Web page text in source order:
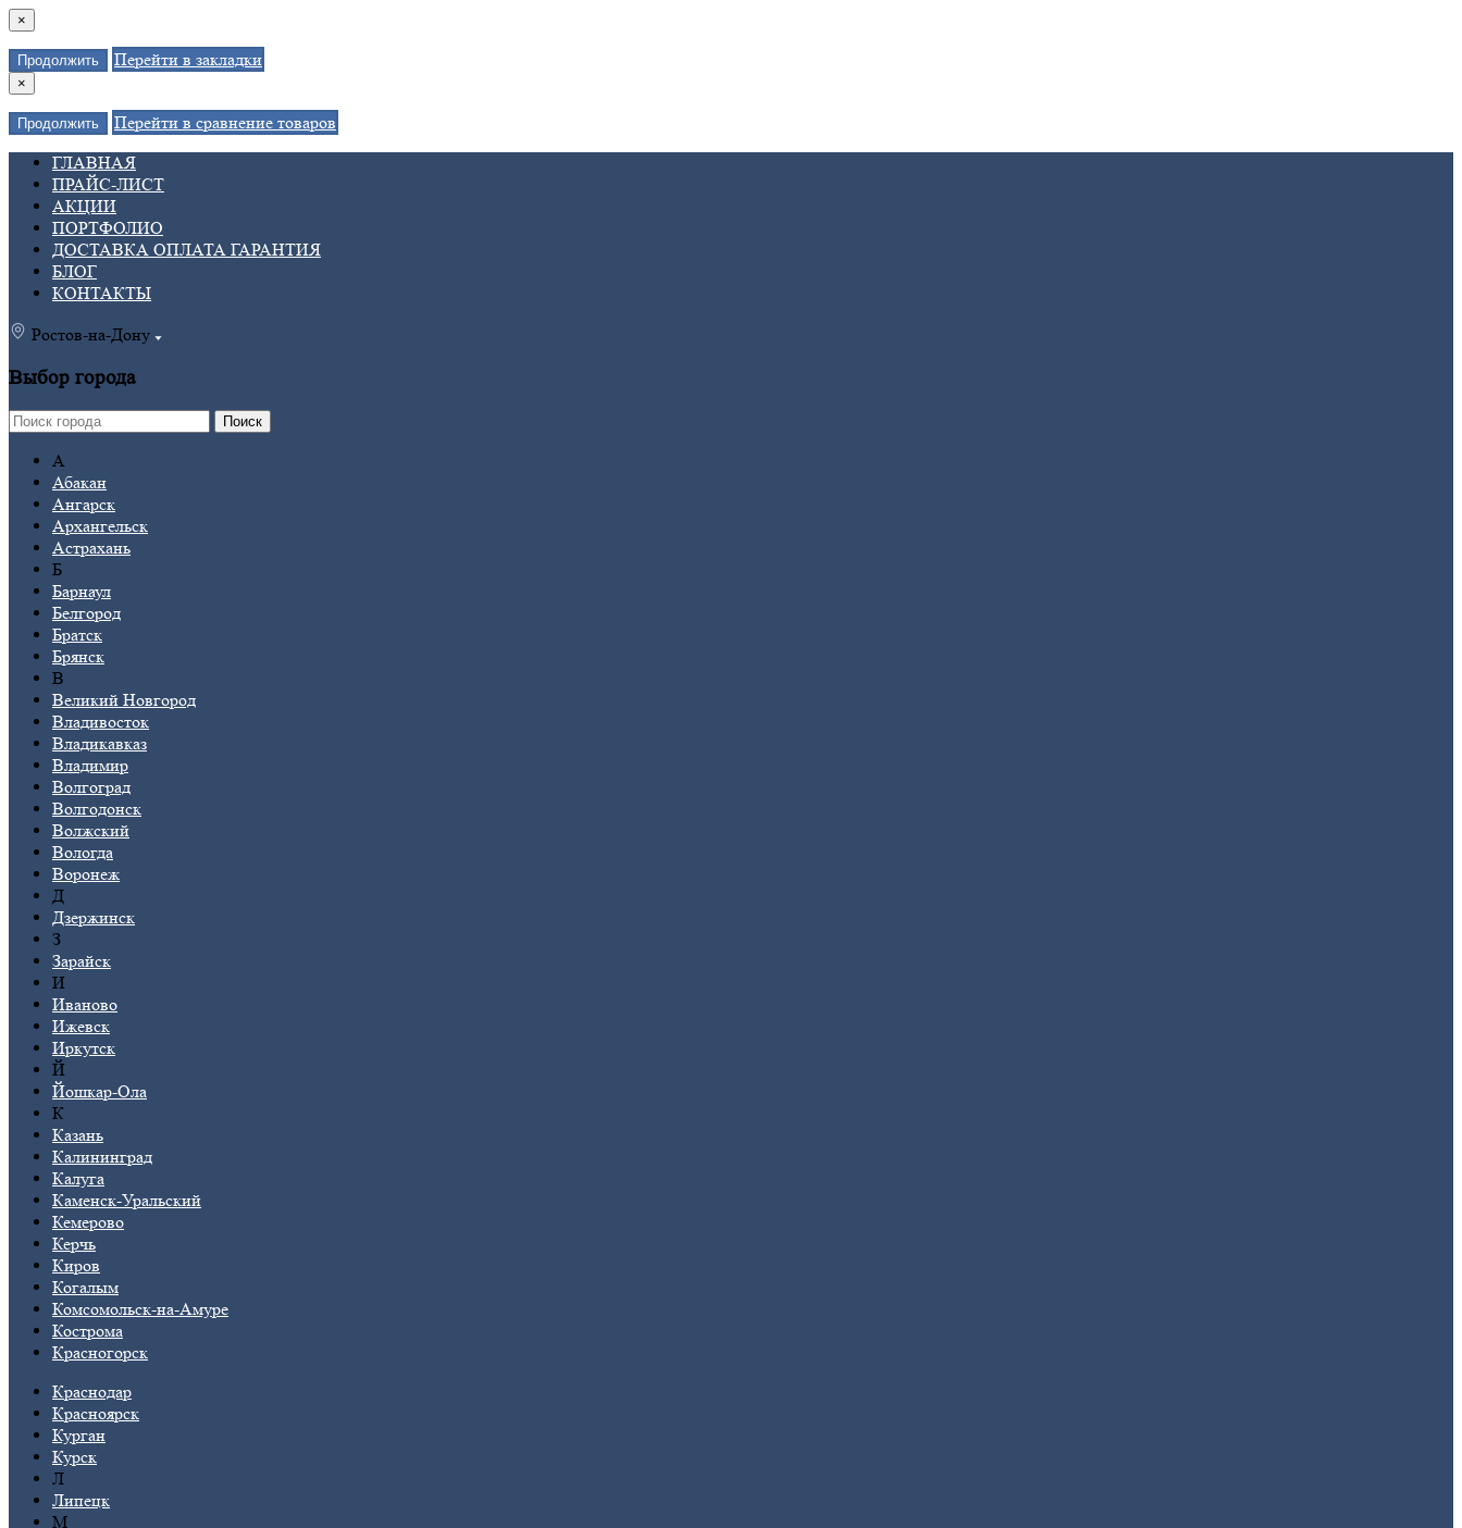
×
Продолжить Перейти в закладки
×
Продолжить
Перейти в сравнение товаров
ГЛАВНАЯ
ПРАЙС-ЛИСТ
АКЦИИ
ПОРТФОЛИО
ДОСТАВКА ОПЛАТА ГАРАНТИЯ
БЛОГ
КОНТАКТЫ
Ростов-на-Дону
Выбор города
Поиск
А
Абакан
Ангарск
Архангельск
Астрахань
Б
Барнаул
Белгород
Братск
Брянск
В
Великий Новгород
Владивосток
Владикавказ
Владимир
Волгоград
Волгодонск
Волжский
Вологда
Воронеж
Д
Дзержинск
З
Зарайск
И
Иваново
Ижевск
Иркутск
Й
Йошкар-Ола
К
Казань
Калининград
Калуга
Каменск-Уральский
Кемерово
Керчь
Киров
Когалым
Комсомольск-на-Амуре
Кострома
Красногорск
Краснодар
Красноярск
Курган
Курск
Л
Липецк
М